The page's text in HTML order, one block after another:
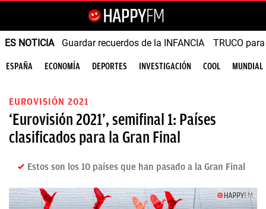
ES NOTICIA Guardar recuerdos de la INFANCIA TRUCO
ESPAÑA ECONOMÍA DEPORTES INVESTIGACIÓN COOL MUNDIAL
EUROVISIÓN 2021
‘Eurovisión 2021’, semifinal 1: Países
clasificados para la Gran Final
Estos son los 10 países que han pasado a la Gran Final